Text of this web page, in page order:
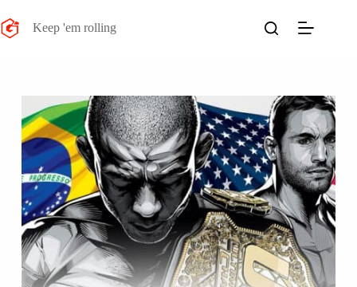
al
contenuto
Keep 'em rolling